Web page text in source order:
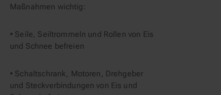
Maßnahmen wichtig:
• Seile, Seiltrommeln und Rollen von Eis
und Schnee befreien
• Schaltschrank, Motoren, Drehgeber
und Steckverbindungen von Eis und